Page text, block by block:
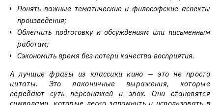
Понять важные тематические и философские аспекты
произведения;
Облегчить подготовку к обсуждениям или письменным
работам;
Сэкономить время без потери качества восприятия.
А лучшие фразы из классики кино — это не просто
цитаты. Это лаконичные выражения, которые
передают суть персонажей и эпох. Они становятся